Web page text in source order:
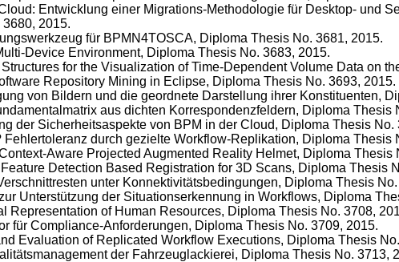
Entwicklung einer Migrations-Methodologie für Desktop- und
2015.
für BPMN4TOSCA, Diploma Thesis No. 3681, 2015.
Device Environment, Diploma Thesis No. 3683, 2015.
for the Visualization of Time-Dependent Volume Data on
Repository Mining in Eclipse, Diploma Thesis No. 3693, 2015.
von Bildern und die geordnete Darstellung ihrer Konstituenten,
aus dichten Korrespondenzfeldern, Diploma Thesis
der Sicherheitsaspekte von BPM in der Cloud, Diploma Thesis No.
Fehlertoleranz durch gezielte Workflow-Replikation, Diploma Thesis
Aware Projected Augmented Reality Helmet, Diploma Thesis
Detection Based Registration for 3D Scans, Diploma Thesis
unter Konnektivitätsbedingungen, Diploma Thesis
Unterstützung der Situationserkennung in Workflows, Diploma
Representation of Human Resources, Diploma Thesis No. 3708,
für Compliance-Anforderungen, Diploma Thesis No. 3709, 2015.
Evaluation of Replicated Workflow Executions, Diploma Thesis
der Fahrzeuglackierei, Diploma Thesis No. 3713,